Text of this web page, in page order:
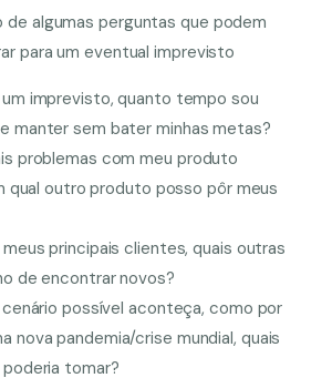
de algumas perguntas que podem
para um eventual imprevisto
imprevisto, quanto tempo sou
manter sem bater minhas metas?
problemas com meu produto
qual outro produto posso pôr meus
principais clientes, quais outras
de encontrar novos?
possível aconteça, como por
nova pandemia/crise mundial, quais
tomar?